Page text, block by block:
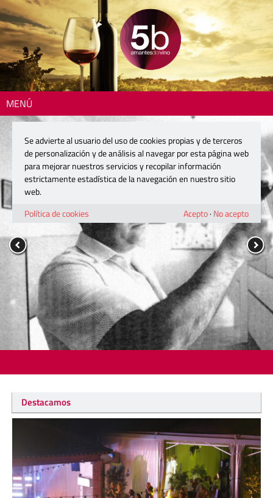
MENÚ
Destacamos
Se advierte al usuario del uso de cookies propias y de terceros
de personalización y de análisis al navegar por esta página web
para mejorar nuestros servicios y recopilar información
estrictamente estadística de la navegación en nuestro sitio
web.
Política de cookies
Acepto· No acepto